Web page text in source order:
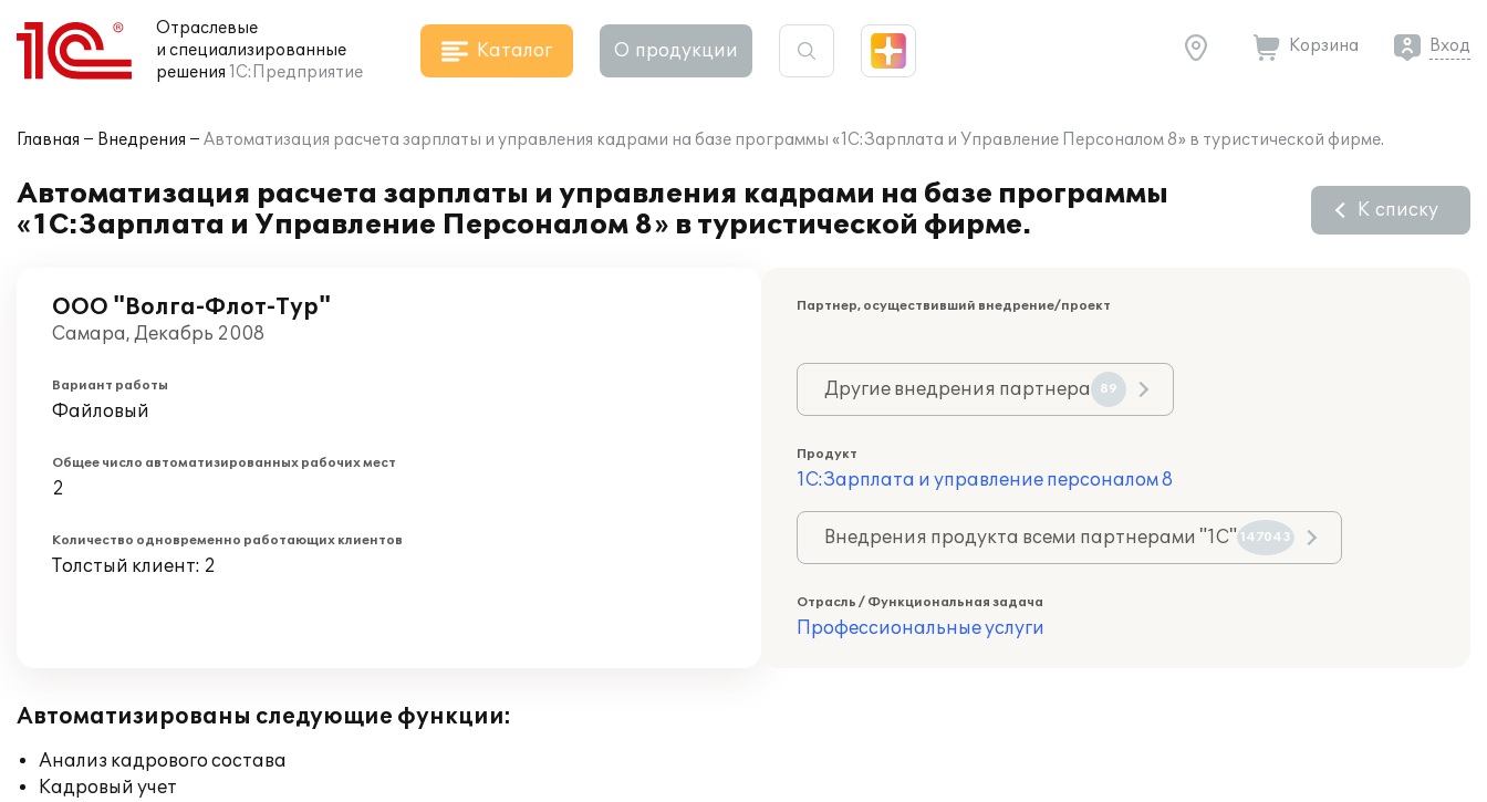
Отраслевые
и специализированные
решения 1С:Предприятие
Каталог О продукции Корзина Вход
Главная Внедрения Автоматизация расчета зарплаты и управления кадрами на базе программы «1С:Зарплата и Управление Персоналом 8» в туристической фирме.
Автоматизация расчета зарплаты и управления кадрами на базе программы
«1С:Зарплата и Управление Персоналом 8» в туристической фирме.
К списку
ООО "Волга-Флот-Тур"
Самара, Декабрь 2008
Вариант работы
Файловый
Общее число автоматизированных рабочих мест
2
Количество одновременно работающих клиентов
Толстый клиент: 2
Партнер, осуществивший внедрение/проект
Другие внедрения партнера 89
Продукт
1С:Зарплата и управление персоналом 8
Внедрения продукта всеми партнерами "1С" 147043
Отрасль / Функциональная задача
Профессиональные услуги
Автоматизированы следующие функции:
Анализ кадрового состава
Кадровый учет